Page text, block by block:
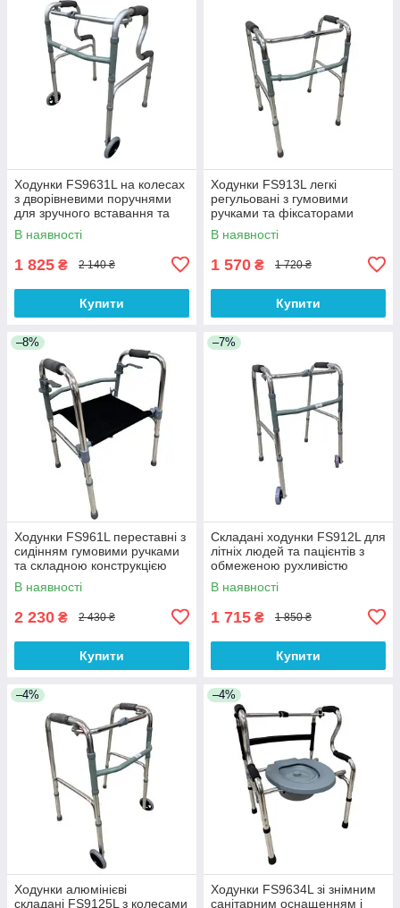
Ходунки FS9631L на колесах
з дворівневими поручнями
для зручного вставання та
пересування
В наявності
1 825 ₴ 2 140 ₴
Купити
Ходунки FS913L легкі
регульовані з гумовими
ручками та фіксаторами
В наявності
1 570 ₴ 1 720 ₴
Купити
–8%
Ходунки FS961L переставні з
сидінням гумовими ручками
та складною конструкцією
В наявності
2 230 ₴ 2 430 ₴
Купити
–7%
Складані ходунки FS912L для
літніх людей та пацієнтів з
обмеженою рухливістю
В наявності
1 715 ₴ 1 850 ₴
Купити
–4%
Ходунки алюмінієві
складані FS9125L з колесами
–4%
Ходунки FS9634L зі знімним
санітарним оснащенням і